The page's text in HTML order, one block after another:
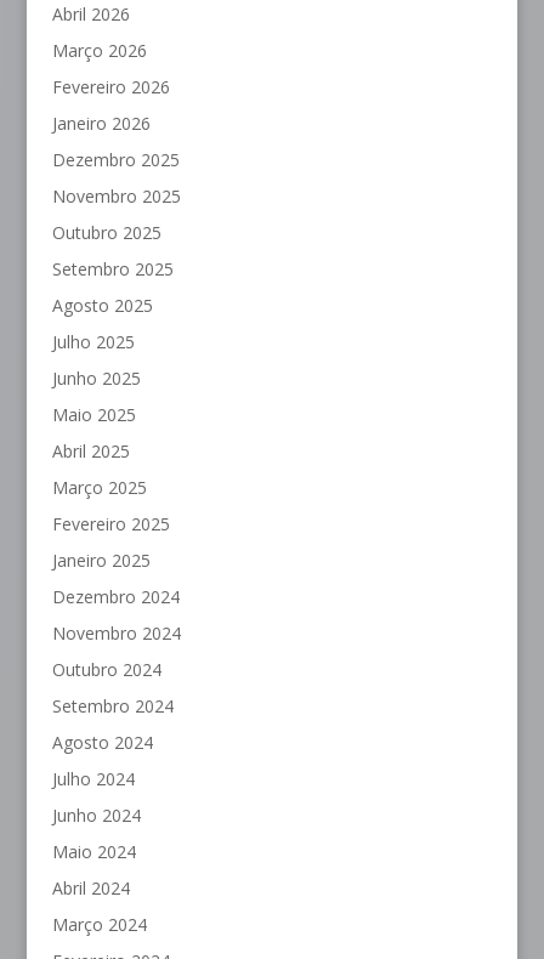
Abril 2026
Março 2026
Fevereiro 2026
Janeiro 2026
Dezembro 2025
Novembro 2025
Outubro 2025
Setembro 2025
Agosto 2025
Julho 2025
Junho 2025
Maio 2025
Abril 2025
Março 2025
Fevereiro 2025
Janeiro 2025
Dezembro 2024
Novembro 2024
Outubro 2024
Setembro 2024
Agosto 2024
Julho 2024
Junho 2024
Maio 2024
Abril 2024
Março 2024